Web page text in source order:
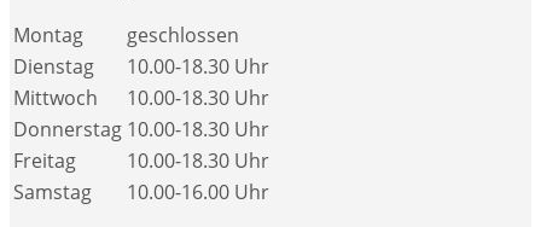
Montag
geschlossen
Dienstag
10.00-18.30 Uhr
Mittwoch
10.00-18.30 Uhr
Donnerstag 10.00-18.30 Uhr
Freitag
10.00-18.30 Uhr
Samstag
10.00-16.00 Uhr